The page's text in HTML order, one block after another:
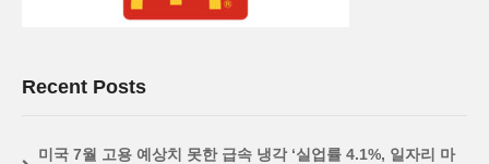
Recent Posts
미국 7월 고용 예상치 못한 급속 냉각 ‘실업률 4.1%, 일자리 마